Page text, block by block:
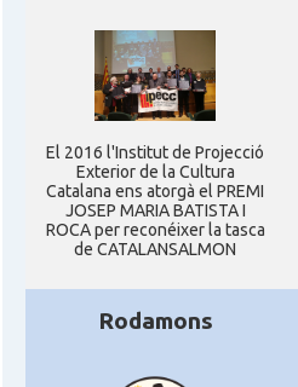
El 2016 l'Institut de Projecció
Exterior de la Cultura
Catalana ens atorgà el PREMI
JOSEP MARIA BATISTA I
ROCA per reconéixer la tasca
de CATALANSALMON
Rodamons